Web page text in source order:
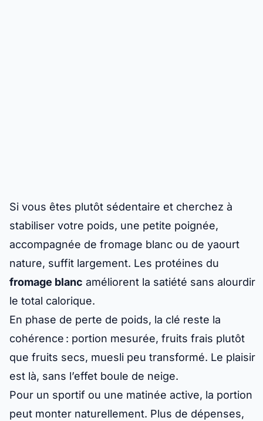
Si vous êtes plutôt sédentaire et cherchez à
stabiliser votre poids, une petite poignée,
accompagnée de fromage blanc ou de yaourt
nature, suffit largement. Les protéines du
fromage blanc améliorent la satiété sans alourdir
le total calorique.
En phase de perte de poids, la clé reste la
cohérence : portion mesurée, fruits frais plutôt
que fruits secs, muesli peu transformé. Le plaisir
est là, sans l’effet boule de neige.
Pour un sportif ou une matinée active, la portion
peut monter naturellement. Plus de dépenses,